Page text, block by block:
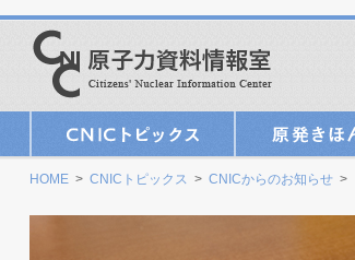
HOME > CNICトピックス > CNICからのお知らせ >